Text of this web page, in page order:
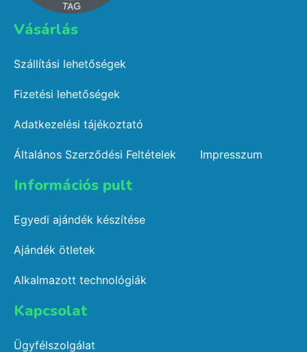
Vásárlás​
Szállítási lehetőségek
Fizetési lehetőségek
Adatkezelési tájékoztató
Általános Szerződési Feltételek Impresszum
Információs pult​
Egyedi ajándék készítése
Ajándék ötletek
Alkalmazott technológiák
Kapcsolat​
Ügyfélszolgálat